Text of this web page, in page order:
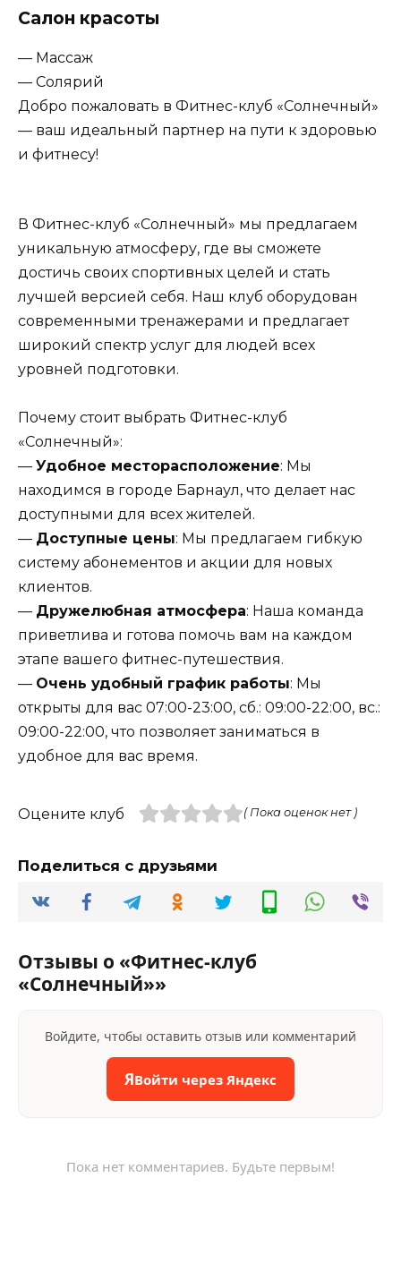
Салон красоты
— Массаж
— Солярий
Добро пожаловать в Фитнес-клуб «Солнечный»
— ваш идеальный партнер на пути к здоровью
и фитнесу!
В Фитнес-клуб «Солнечный» мы предлагаем
уникальную атмосферу, где вы сможете
достичь своих спортивных целей и стать
лучшей версией себя. Наш клуб оборудован
современными тренажерами и предлагает
широкий спектр услуг для людей всех
уровней подготовки.
Почему стоит выбрать Фитнес-клуб
«Солнечный»:
— Удобное месторасположение: Мы
находимся в городе Барнаул, что делает нас
доступными для всех жителей.
— Доступные цены: Мы предлагаем гибкую
систему абонементов и акции для новых
клиентов.
— Дружелюбная атмосфера: Наша команда
приветлива и готова помочь вам на каждом
этапе вашего фитнес-путешествия.
— Очень удобный график работы: Мы
открыты для вас 07:00-23:00, сб.: 09:00-22:00, вс.:
09:00-22:00, что позволяет заниматься в
удобное для вас время.
Оцените клуб ( Пока оценок нет )
Поделиться с друзьями
Отзывы о «Фитнес-клуб
«Солнечный»»
Войдите, чтобы оставить отзыв или комментарий
ЯВойти через Яндекс
Пока нет комментариев. Будьте первым!